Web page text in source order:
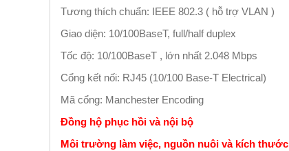
Tương thích chuẩn: IEEE 802.3 ( hỗ trợ VLAN )
Giao diện: 10/100BaseT, full/half duplex
Tốc độ: 10/100BaseT , lớn nhất 2.048 Mbps
Cổng kết nối: RJ45 (10/100 Base-T Electrical)
Mã cổng: Manchester Encoding
Đồng hộ phục hồi và nội bộ
Môi trường làm việc, nguồn nuôi và kích thước